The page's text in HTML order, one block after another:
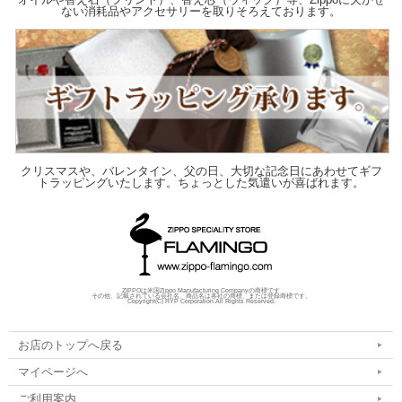
ない消耗品やアクセサリーを取りそろえております。
クリスマスや、バレンタイン、父の日、大切な記念日にあわせてギフ
トラッピングいたします。ちょっとした気遣いが喜ばれます。
ZIPPOは米国Zippo Manufacturing Companyの商標です
その他、記載されている会社名、商品名は各社の商標、または登録商標です。
Copyright(C) RYP Corporation All Rights Reserved.
お店のトップへ戻る
マイページへ
ご利用案内